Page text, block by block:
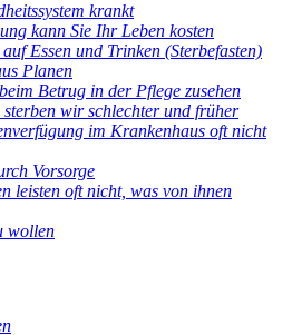
krankt
kann Sie Ihr Leben kosten
Essen und Trinken (Sterbefasten)
Planen
Betrug in der Pflege zusehen
wir schlechter und früher
im Krankenhaus oft nicht
Vorsorge
leisten oft nicht, was von ihnen
wollen